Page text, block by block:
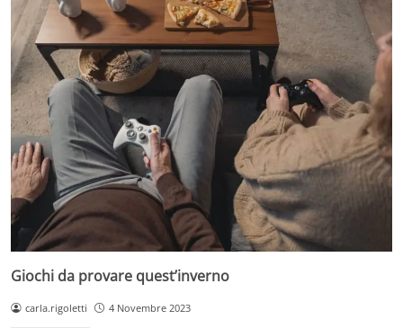
Giochi da provare quest’inverno
carla.rigoletti 4 Novembre 2023